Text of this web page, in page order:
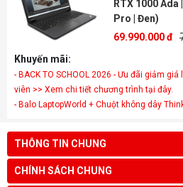
RTX 1000 Ada
Pro | Đen)
69.990.000 đ
Khuyến mãi:
- BACK TO SCHOOL 2026 - Ưu đãi giảm
viên >> Xem chi tiết chương trình tại đây.
- Balo LaptopWorld + Chuột không dây
THÔNG TIN CHUNG
CHÍNH SÁCH CHUNG